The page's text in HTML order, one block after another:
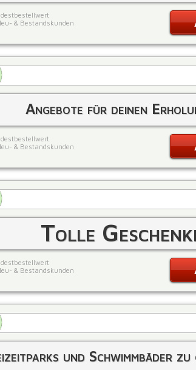
& Bestandskunden
Angebote für deinen
& Bestandskunden
Tolle
& Bestandskunden
und Schwimmbäder